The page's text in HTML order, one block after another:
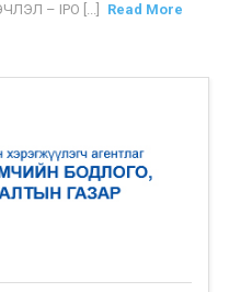
– IPO [...] Read More